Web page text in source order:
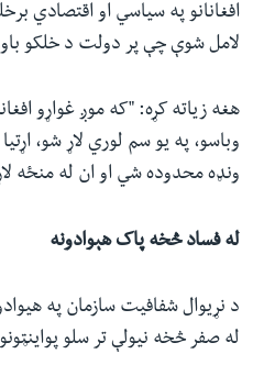
افغانانو په سیاسي او اقتصادي
لامل شوې چې پر دولت د خلکو
هغه زیاته کړه: "که موږ غواړو
وباسو، په یو سم لوري لاړ شو،
ونډه محدوده شي او ان له منځه
له فساد څخه پاک هېوادونه
د نړیوال شفافیت سازمان په
له صفر څخه نیولې تر سلو